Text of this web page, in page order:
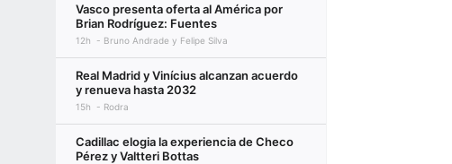
Vasco presenta oferta al América por
Brian Rodríguez: Fuentes
12h Bruno Andrade y Felipe Silva
Real Madrid y Vinícius alcanzan acuerdo
y renueva hasta 2032
15h Rodra
Cadillac elogia la experiencia de Checo
Pérez y Valtteri Bottas